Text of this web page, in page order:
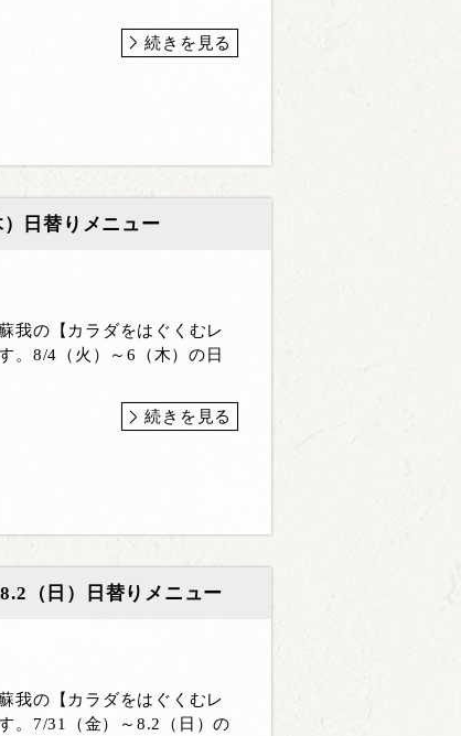
続きを見る
日替りメニュー
我の【カラダをはぐくむレ
。8/4（火）～6（木）の日
続きを見る
（日）日替りメニュー
我の【カラダをはぐくむレ
。7/31（金）～8.2（日）の